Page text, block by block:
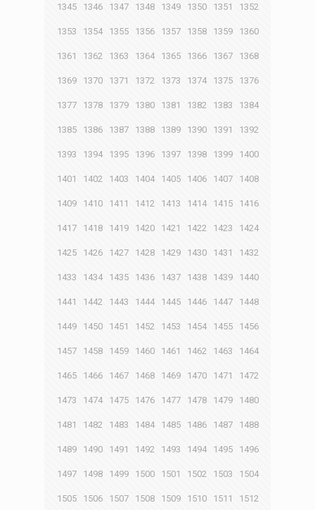
1345 1346 1347 1348 1349 1350 1351 1352
1353 1354 1355 1356 1357 1358 1359 1360
1361 1362 1363 1364 1365 1366 1367 1368
1369 1370 1371 1372 1373 1374 1375 1376
1377 1378 1379 1380 1381 1382 1383 1384
1385 1386 1387 1388 1389 1390 1391 1392
1393 1394 1395 1396 1397 1398 1399 1400
1401 1402 1403 1404 1405 1406 1407 1408
1409 1410 1411 1412 1413 1414 1415 1416
1417 1418 1419 1420 1421 1422 1423 1424
1425 1426 1427 1428 1429 1430 1431 1432
1433 1434 1435 1436 1437 1438 1439 1440
1441 1442 1443 1444 1445 1446 1447 1448
1449 1450 1451 1452 1453 1454 1455 1456
1457 1458 1459 1460 1461 1462 1463 1464
1465 1466 1467 1468 1469 1470 1471 1472
1473 1474 1475 1476 1477 1478 1479 1480
1481 1482 1483 1484 1485 1486 1487 1488
1489 1490 1491 1492 1493 1494 1495 1496
1497 1498 1499 1500 1501 1502 1503 1504
1505 1506 1507 1508 1509 1510 1511 1512